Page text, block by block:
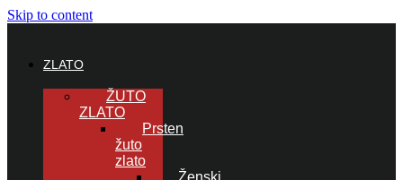
Skip to content
ZLATO
ŽUTO
ZLATO
Prsten
žuto
zlato
Ženski